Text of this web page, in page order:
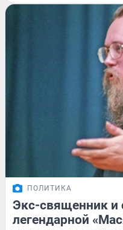
ПОЛИТИКА
Экс-священник и
легендарной